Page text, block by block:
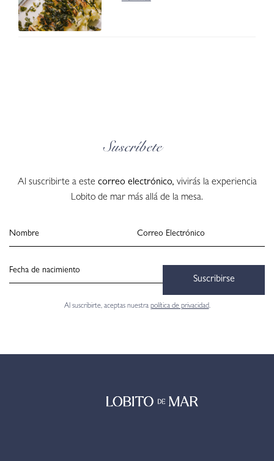
Suscríbete
Al suscribirte a este correo electrónico, vivirás la experiencia
Lobito de mar más allá de la mesa.
Suscribirse
Al suscribirte, aceptas nuestra política de privacidad.